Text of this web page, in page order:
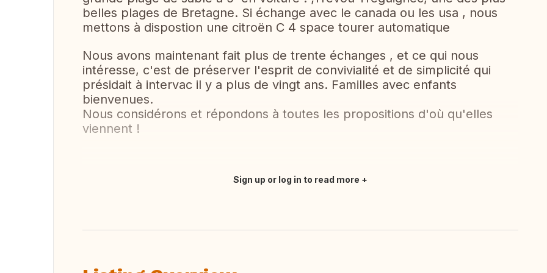
belles plages de Bretagne. Si échange avec le canada ou les usa , nous
mettons à dispostion une citroën C 4 space tourer automatique
Nous avons maintenant fait plus de trente échanges , et ce qui nous
intéresse, c'est de préserver l'esprit de convivialité et de simplicité qui
présidait à intervac il y a plus de vingt ans. Familles avec enfants
bienvenues.
Nous considérons et répondons à toutes les propositions d'où qu'elles
viennent !
Sign up or log in to read more